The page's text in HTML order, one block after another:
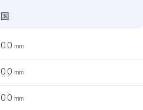
0.0 mm
0.0 mm
0.0 mm